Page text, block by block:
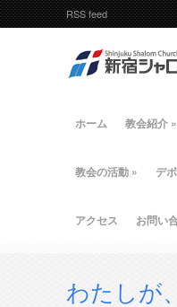
RSS feed
ホーム 教会紹介 »
教会の活動 » デ
アクセス お問い
わたしが